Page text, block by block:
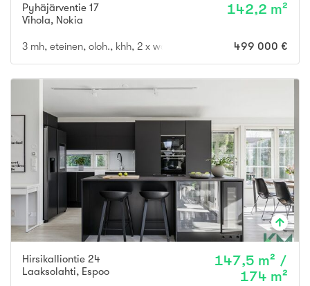
Pyhäjärventie 17
Vihola, Nokia
142,2 m²
3 mh, eteinen, oloh., khh, 2 x wc, kph, s, keittiö, vh, autotalli,
499 000 €
Hirsikalliontie 24
Laaksolahti, Espoo
147,5 m² /
174 m²